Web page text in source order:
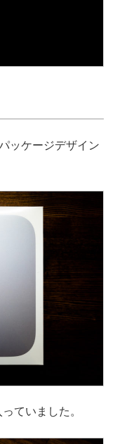
ッケージデザイン
ていました。